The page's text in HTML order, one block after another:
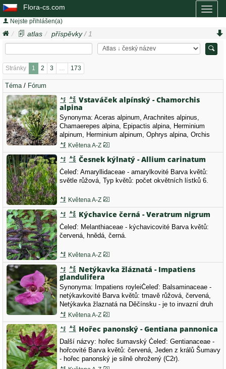
Flora-cs.com
Nejste přihlášen(a)
atlas příspěvky/ 1
Stránky 1 2 3 173
Téma / Fórum
Vstaváček alpínský - Chamorchis
alpina
Synonyma: Aceras alpinum, Arachnites alpinus,
Chamaerepes alpina, Epipactis alpina, Herminium
alpinum, Herminium alpinum, Ophrys alpina, Orchis
graminea Čeleď: Orchidaceae - vstavačovité Barva
květů: žlutá, zelená, Typ květů: květy ostatní, Místo:
Belianské Tatry, Slovensko, 5.8. 2026
Květena A-Z
Česnek kýlnatý - Allium carinatum
Čeleď: Amaryllidaceae - amarylkovité Barva květů:
světle růžová, Typ květů: počet okvětních lístků 6.
Květena A-Z
Kýchavice černá - Veratrum nigrum
Čeleď: Melanthiaceae - kýchavicovité Barva květů:
červená, hnědá, černá.
Květena A-Z
Netýkavka žláznatá - Impatiens
glandulifera
Synonyma: Impatiens royleiČeleď: Balsaminaceae -
netýkavkovité Barva květů: tmavě růžová, červená,
Netýkavka žlaznatá na Děčínsku - je to invazní druh
podél řek s původem z Himálají. Je to květem ozdobná
rostlina, jednoletá. Semena se šíří vodou. Z naší
přírody ji už jen tak nedostaneme.
Květena A-Z
Hořec panonský - Gentiana pannonica
Další názvy: hořec šumavský Čeleď: Gentianaceae -
hořcovité Barva květů: červená, Jeden z králů Šumavy
- hořec panonský je silně ohrožený (C2r).